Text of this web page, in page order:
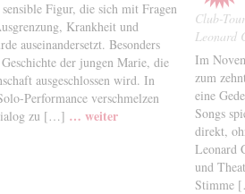
Figur, die sich mit Fragen
Krankheit und
auseinandersetzt. Besonders
der jungen Marie, die
ausgeschlossen wird. In
Performance verschmelzen
zu […] … weiter
Club-
Leonard
Im
zum
eine
Songs
direkt,
Leonard
und
Stimme